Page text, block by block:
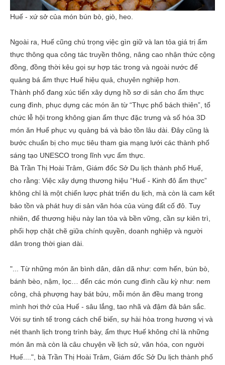
Huế - xứ sở của món bún bò, giò, heo.
Ngoài ra, Huế cũng chú trọng việc gìn giữ và lan tỏa giá trị ẩm
thực thông qua công tác truyền thông, nâng cao nhận thức cộng
đồng, đồng thời kêu gọi sự hợp tác trong và ngoài nước để
quảng bá ẩm thực Huế hiệu quả, chuyên nghiệp hơn.
Thành phố đang xúc tiến xây dựng hồ sơ di sản cho ẩm thực
cung đình, phục dựng các món ăn từ “Thực phổ bách thiên”, tổ
chức lễ hội trong không gian ẩm thực đặc trưng và số hóa 3D
món ăn Huế phục vụ quảng bá và bảo tồn lâu dài. Đây cũng là
bước chuẩn bị cho mục tiêu tham gia mạng lưới các thành phố
sáng tạo UNESCO trong lĩnh vực ẩm thực.
Bà Trần Thị Hoài Trâm, Giám đốc Sở Du lịch thành phố Huế,
cho rằng: Việc xây dựng thương hiệu “Huế - Kinh đô ẩm thực”
không chỉ là một chiến lược phát triển du lịch, mà còn là cam kết
bảo tồn và phát huy di sản văn hóa của vùng đất cố đô. Tuy
nhiên, để thương hiệu này lan tỏa và bền vững, cần sự kiên trì,
phối hợp chặt chẽ giữa chính quyền, doanh nghiệp và người
dân trong thời gian dài.
"... Từ những món ăn bình dân, dân dã như: cơm hến, bún bò,
bánh bèo, nậm, lọc… đến các món cung đình cầu kỳ như: nem
công, chả phượng hay bát bửu, mỗi món ăn đều mang trong
mình hơi thở của Huế - sâu lắng, tao nhã và đậm đà bản sắc.
Với sự tinh tế trong cách chế biến, sự hài hòa trong hương vị và
nét thanh lịch trong trình bày, ẩm thực Huế không chỉ là những
món ăn mà còn là câu chuyện về lịch sử, văn hóa, con người
Huế....", bà Trần Thị Hoài Trâm, Giám đốc Sở Du lịch thành phố